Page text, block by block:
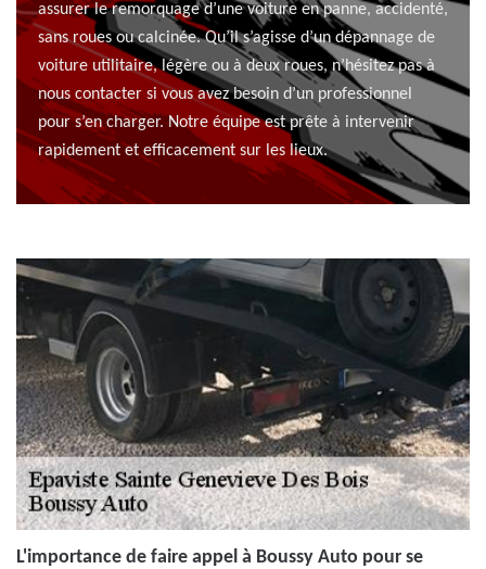
assurer le remorquage d’une voiture en panne, accidenté,
sans roues ou calcinée. Qu’il s’agisse d’un dépannage de
voiture utilitaire, légère ou à deux roues, n’hésitez pas à
nous contacter si vous avez besoin d’un professionnel
pour s’en charger. Notre équipe est prête à intervenir
rapidement et efficacement sur les lieux.
L'importance de faire appel à Boussy Auto pour se